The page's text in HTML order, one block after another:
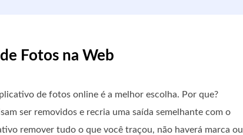
Fotos na Web
de fotos online é a melhor escolha. Por que?
ser removidos e recria uma saída semelhante com o
remover tudo o que você traçou, não haverá marca ou